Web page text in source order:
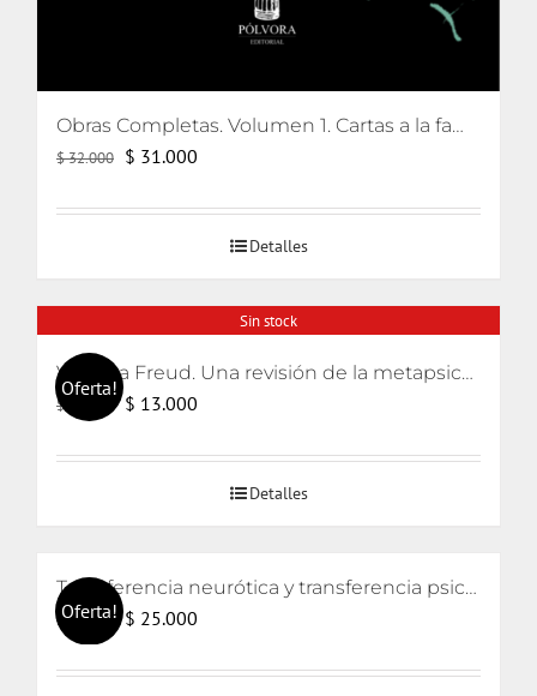
Obras Completas. Volumen 1. Cartas a la familia, escritos pediátricos y La defensa maníaca
$32.000 El
original
$ 31.000
actual
Detalles
Sin stock
Oferta!
Volver a Freud. Una revisión de la metapsicología freudiana
$
El
original
$ 13.000
actual
Detalles
Oferta!
Transferencia neurótica y transferencia psicótica (2da edición)
$26.000
El
original
$ 25.000
actual